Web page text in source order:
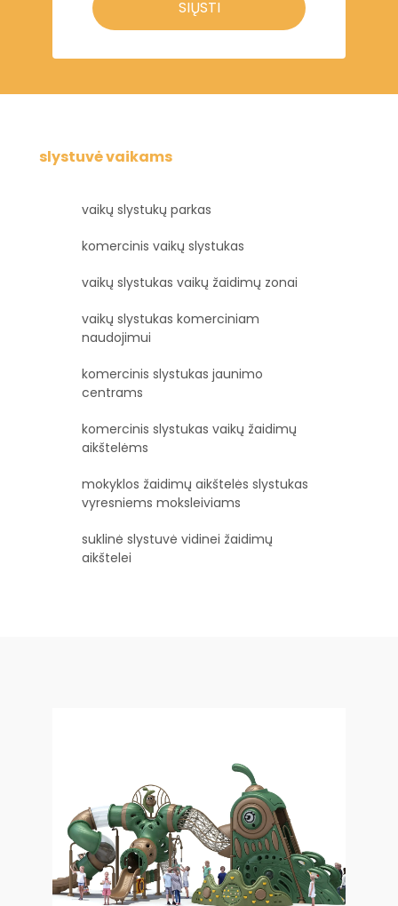
SIŲSTI
slystuvė vaikams
vaikų slystukų parkas
komercinis vaikų slystukas
vaikų slystukas vaikų žaidimų zonai
vaikų slystukas komerciniam
naudojimui
komercinis slystukas jaunimo
centrams
komercinis slystukas vaikų žaidimų
aikštelėms
mokyklos žaidimų aikštelės slystukas
vyresniems moksleiviams
suklinė slystuvė vidinei žaidimų
aikštelei